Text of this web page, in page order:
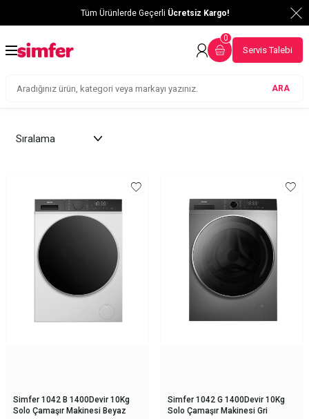
Tüm Ürünlerde Geçerli Ücretsiz Kargo!
ARA
0
Servis Talebi
Simfer 1042 B 1400Devir 10Kg
Solo Çamaşır Makinesi Beyaz
Simfer 1042 G 1400Devir 10Kg
Solo Çamaşır Makinesi Gri